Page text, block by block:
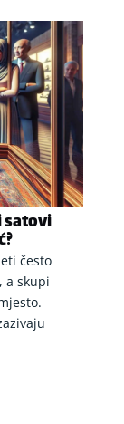
satovi
često
a skupi